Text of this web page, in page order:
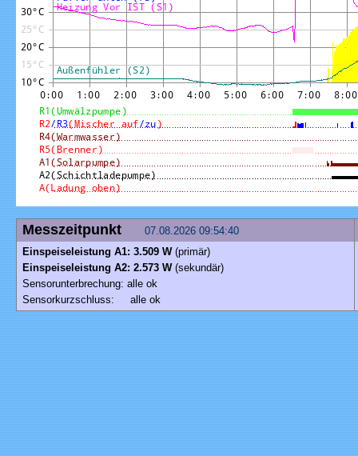
Messzeitpunkt
07.08.2026 09:54:40
Einspeiseleistung A1: 3.509 W (primär)
Einspeiseleistung A2: 2.573 W(sekundär)
Sensorunterbrechung: alle ok
Sensorkurzschluss: alle ok